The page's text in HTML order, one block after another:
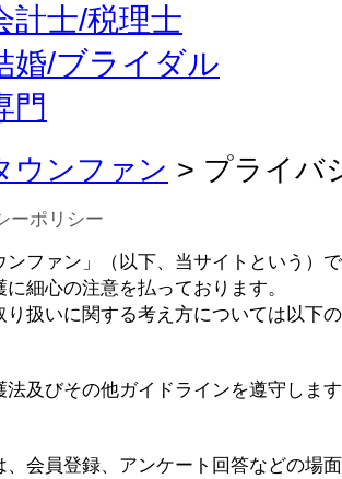
計士/税理士
婚/ブライダル
門
ウンファン > プライバ
ーポリシー
ンファン」（以下、当サイトという）
細心の注意を払っております。
り扱いに関する考え方については以下
法及びその他ガイドラインを遵守しま
、会員登録、アンケート回答などの場